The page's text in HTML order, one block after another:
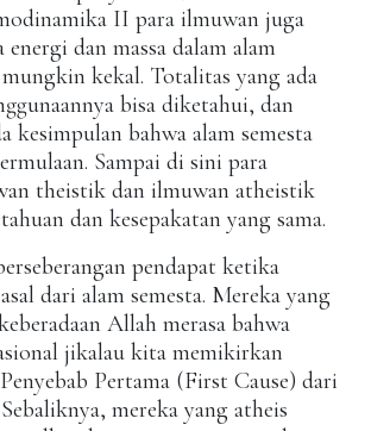
II para ilmuwan juga
energi dan massa dalam alam
kekal. Totalitas yang ada
bisa diketahui, dan
kesimpulan bahwa alam semesta
Sampai di sini para
theistik dan ilmuwan atheistik
dan kesepakatan yang sama.
pendapat ketika
dari alam semesta. Mereka yang
Allah merasa bahwa
jikalau kita memikirkan
Pertama (First Cause) dari
mereka yang atheis